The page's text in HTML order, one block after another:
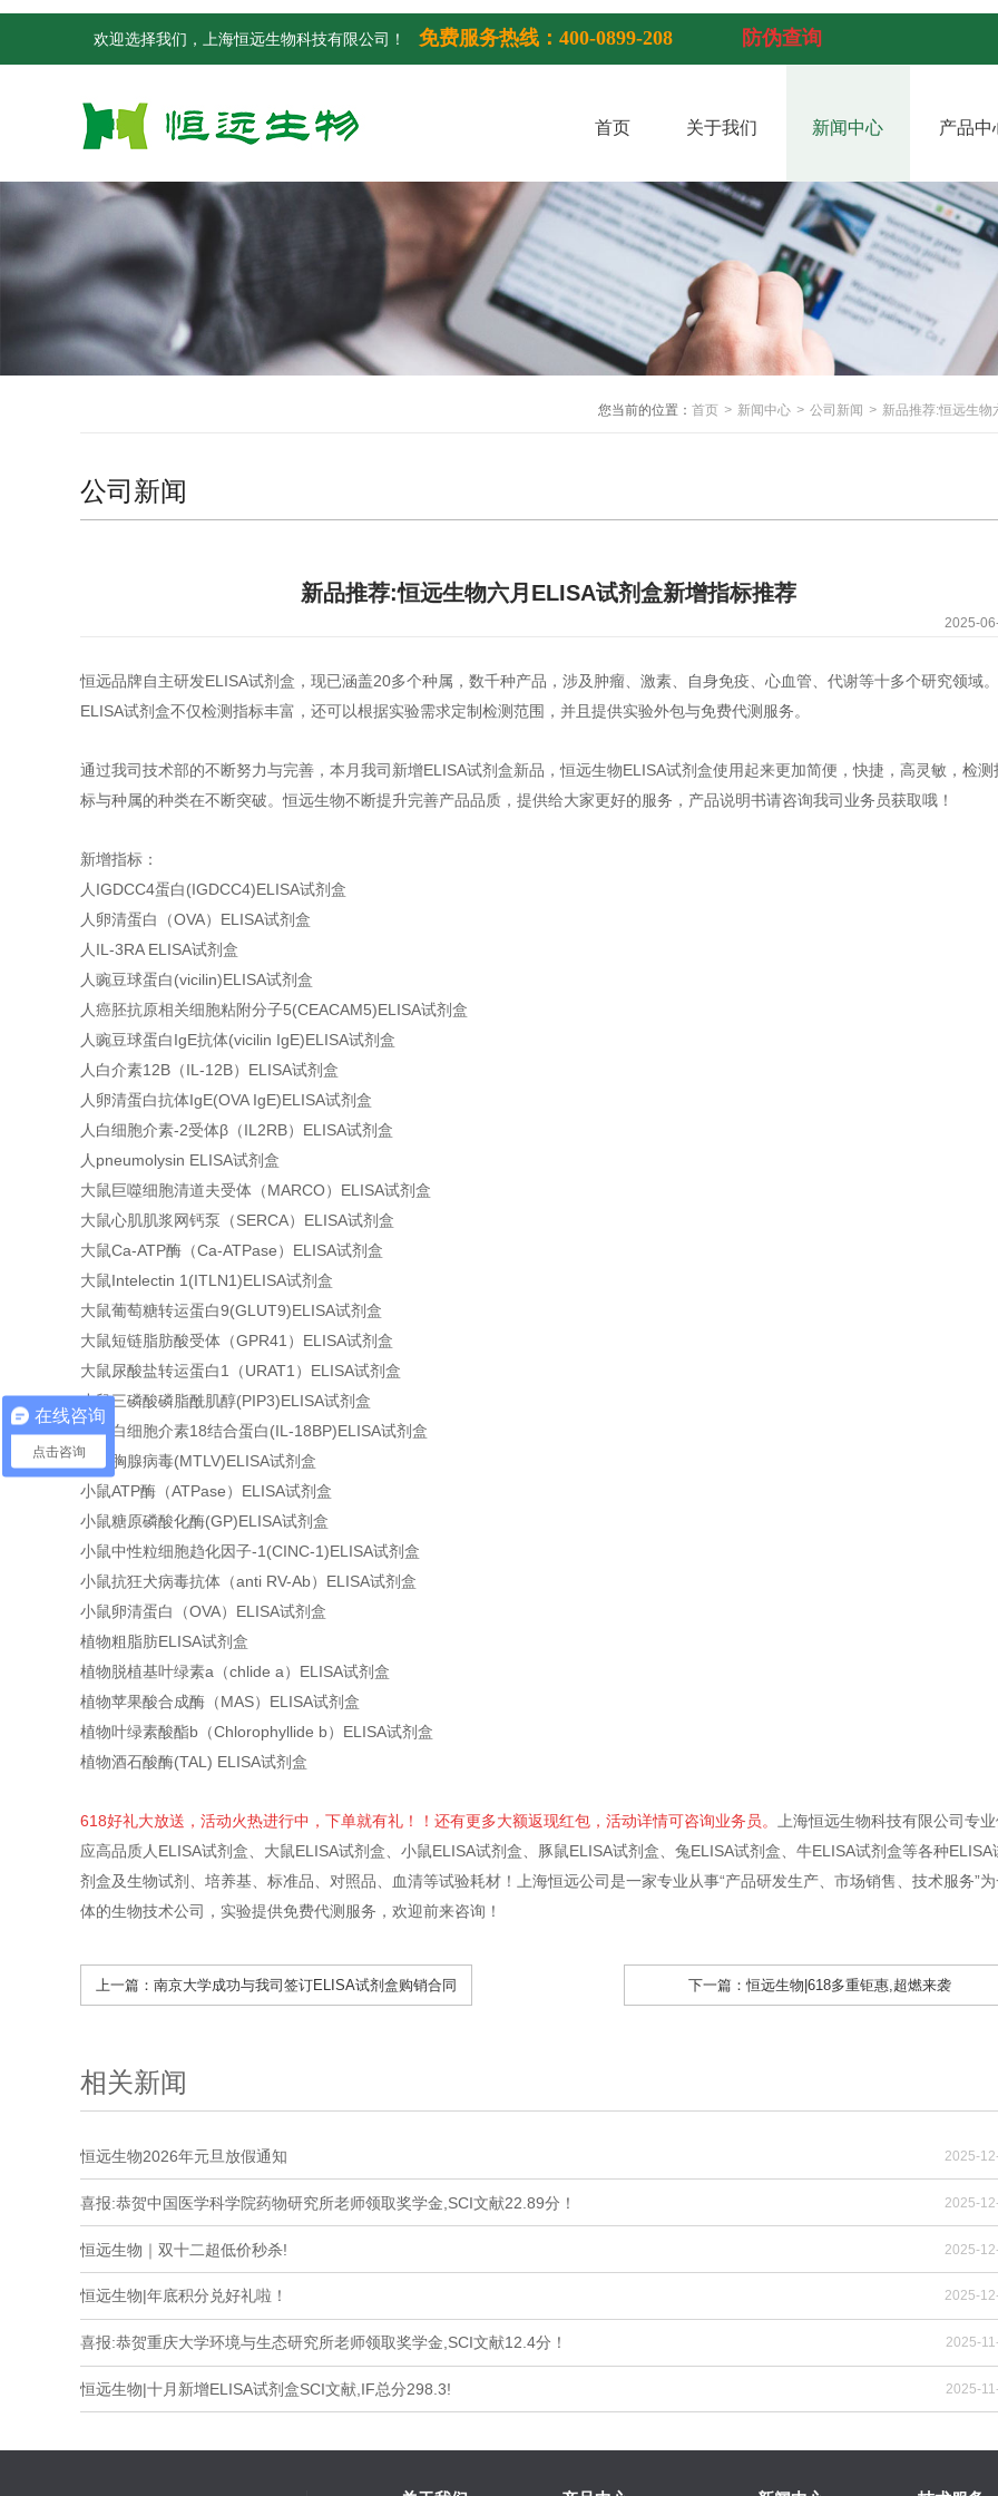
欢迎选择我们，上海恒远生物科技有限公司！ 免费服务热线：400-0899-208 防伪查询
首页 关于我们 新闻中心 产品中
您当前的位置： 首页 > 新闻中心 > 公司新闻 > 新品推荐:恒远生物
公司新闻
新品推荐:恒远生物六月ELISA试剂盒新增指标推荐
2025-
恒远品牌自主研发ELISA试剂盒，现已涵盖20多个种属，数千种产品，涉及肿瘤、激素、自身免疫、心血管、代谢等十多个研究领域
ELISA试剂盒不仅检测指标丰富，还可以根据实验需求定制检测范围，并且提供实验外包与免费代测服务。
通过我司技术部的不断努力与完善，本月我司新增ELISA试剂盒新品，恒远生物ELISA试剂盒使用起来更加简便，快捷，高灵敏，检测
标与种属的种类在不断突破。恒远生物不断提升完善产品品质，提供给大家更好的服务，产品说明书请咨询我司业务员获取哦！
新增指标：
人IGDCC4蛋白(IGDCC4)ELISA试剂盒
人卵清蛋白（OVA）ELISA试剂盒
人IL-3RA ELISA试剂盒
人豌豆球蛋白(vicilin)ELISA试剂盒
人癌胚抗原相关细胞粘附分子5(CEACAM5)ELISA试剂盒
人豌豆球蛋白IgE抗体(vicilin IgE)ELISA试剂盒
人白介素12B（IL-12B）ELISA试剂盒
人卵清蛋白抗体IgE(OVA IgE)ELISA试剂盒
人白细胞介素-2受体β（IL2RB）ELISA试剂盒
人pneumolysin ELISA试剂盒
大鼠巨噬细胞清道夫受体（MARCO）ELISA试剂盒
大鼠心肌肌浆网钙泵（SERCA）ELISA试剂盒
大鼠Ca-ATP酶（Ca-ATPase）ELISA试剂盒
大鼠Intelectin 1(ITLN1)ELISA试剂盒
大鼠葡萄糖转运蛋白9(GLUT9)ELISA试剂盒
大鼠短链脂肪酸受体（GPR41）ELISA试剂盒
大鼠尿酸盐转运蛋白1（URAT1）ELISA试剂盒
小鼠三磷酸磷脂酰肌醇(PIP3)ELISA试剂盒
小鼠白细胞介素18结合蛋白(IL-18BP)ELISA试剂盒
小鼠胸腺病毒(MTLV)ELISA试剂盒
小鼠ATP酶（ATPase）ELISA试剂盒
小鼠糖原磷酸化酶(GP)ELISA试剂盒
小鼠中性粒细胞趋化因子-1(CINC-1)ELISA试剂盒
小鼠抗狂犬病毒抗体（anti RV-Ab）ELISA试剂盒
小鼠卵清蛋白（OVA）ELISA试剂盒
植物粗脂肪ELISA试剂盒
植物脱植基叶绿素a（chlide a）ELISA试剂盒
植物苹果酸合成酶（MAS）ELISA试剂盒
植物叶绿素酸酯b（Chlorophyllide b）ELISA试剂盒
植物酒石酸酶(TAL) ELISA试剂盒
618好礼大放送，活动火热进行中，下单就有礼！！还有更多大额返现红包，活动详情可咨询业务员。
上海恒远生物科技有限公司专
应高品质人ELISA试剂盒、大鼠ELISA试剂盒、小鼠ELISA试剂盒、豚鼠ELISA试剂盒、兔ELISA试剂盒、牛ELISA试剂盒等各种ELISA
剂盒及生物试剂、培养基、标准品、对照品、血清等试验耗材！上海恒远公司是一家专业从事“产品研发生产、市场销售、技术服务”
体的生物技术公司，实验提供免费代测服务，欢迎前来咨询！
上一篇： 南京大学成功与我司签订ELISA试剂盒购销合同 下一篇：恒远生物|618多重钜惠,超燃来袭
相关新闻
恒远生物2026年元旦放假通知 2025-
喜报:恭贺中国医学科学院药物研究所老师领取奖学金,SCI文献22.89分！ 2025-
恒远生物｜双十二超低价秒杀! 2025-
恒远生物|年底积分兑好礼啦！ 2025-
喜报:恭贺重庆大学环境与生态研究所老师领取奖学金,SCI文献12.4分！ 2025-
恒远生物|十月新增ELISA试剂盒SCI文献,IF总分298.3! 2025-
在线咨询
点击咨询